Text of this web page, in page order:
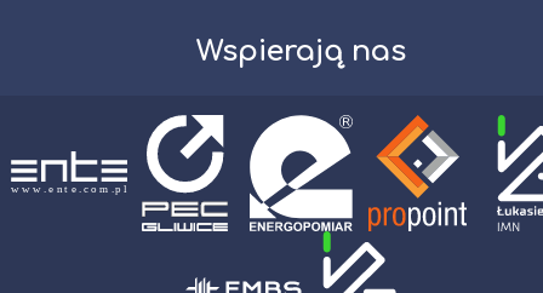
Wspierają nas